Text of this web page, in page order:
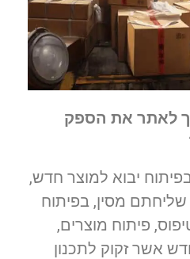
לאתר את הספק
יבוא למוצר חדש,
מסין, בפיתוח
פיתוח מוצרים,
אשר זקוק לתכנון